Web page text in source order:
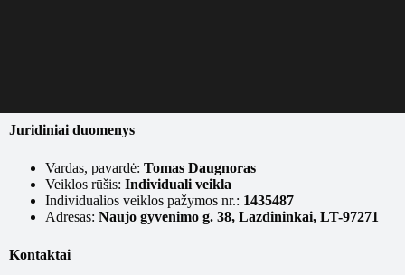
Juridiniai duomenys
Vardas, pavardė: Tomas Daugnoras
Veiklos rūšis: Individuali veikla
Individualios veiklos pažymos nr.: 1435487
Adresas: Naujo gyvenimo g. 38, Lazdininkai, LT-97271
Kontaktai